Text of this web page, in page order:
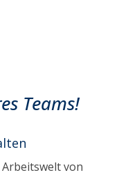
Teams!
von